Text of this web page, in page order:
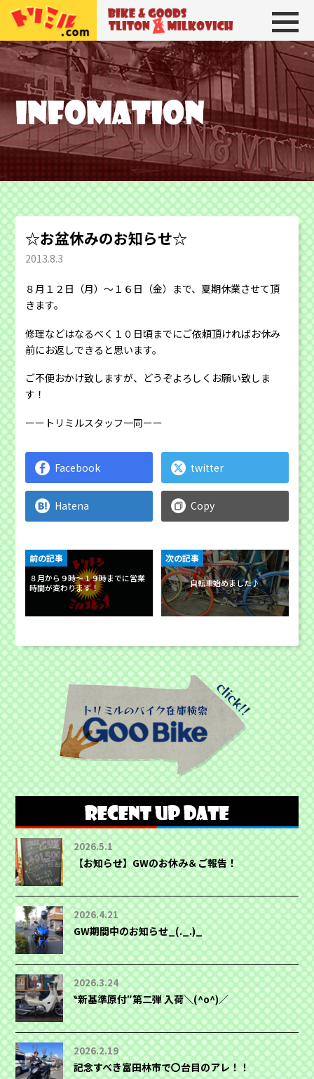
トリトン＆ミルコビッチ BIKE＆
☆お盆休みのお知らせ☆
2013.8.3
８月１２日（月）〜１６日（金）まで、夏期休業させて頂
きます。
修理などはなるべく１０日頃までにご依頼頂ければお休み
前にお返しできると思います。
ご不便おかけ致しますが、どうぞよろしくお願い致しま
す！
ーートリミルスタッフ一同ーー
Facebook twitter
Hatena Copy
８月から９時〜１９時までに営業
時間が変わります！
前の記事
自転車始めました♪
次の記事
2026.5.1
【お知らせ】GWのお休み＆ご報告！
2026.4.21
GW期間中のお知らせ_(._.)_
2026.3.24
‶新基準原付″第二弾 入荷＼(^o^)／
2026.2.19
記念すべき富田林市で〇台目のアレ！！